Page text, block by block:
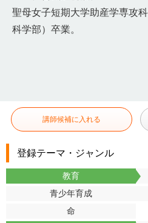
聖母女子短期大学助産学専攻
科学部）卒業。
講師候補に入れる
登録テーマ・ジャンル
教育
青少年育成
命